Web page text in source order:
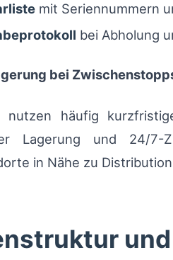
mit Seriennummern
bei Abholung
bei
nutzen häufig
Lagerung und 24/7-
in Nähe zu